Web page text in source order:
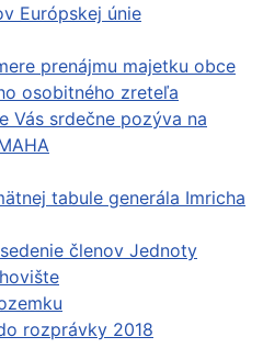
Európskej únie
prenájmu majetku obce
osobitného zreteľa
Vás srdečne pozýva na
tabule generála Imricha
členov Jednoty
rozprávky 2018